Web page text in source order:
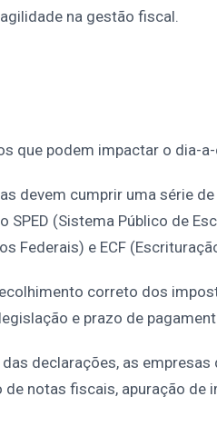
na gestão fiscal.
que podem impactar o dia-
devem cumprir uma série
(Sistema Público de
Federais) e ECF
correto dos
e prazo de
declarações, as
notas fiscais, apuração